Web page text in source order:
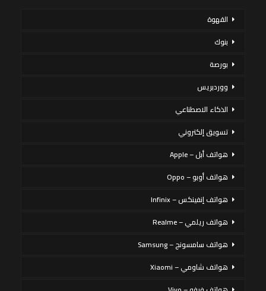
القهوة
بنوك
بورصة
ووردبريس
الذكاء الاصطناعي
تسويق إلكتروني
هواتف أبل – Apple
هواتف أوبو – Oppo
هواتف إنفينكس – Infinix
هواتف ريلمي – Realme
هواتف سامسونج – Samsung
هواتف شاومي – Xiaomi